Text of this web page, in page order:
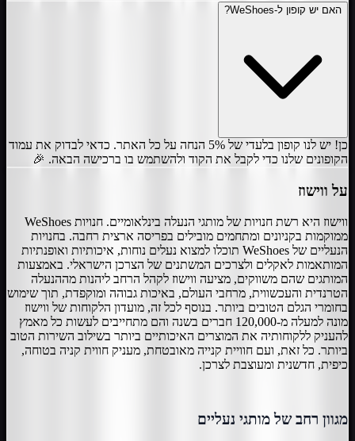
האם יש קופון ל-WeShoes?
כן! יש לנו קופון בלעדי של 5% הנחה על כל האתר. כדאי לבדוק את עמוד
הקופונים שלנו כדי לקבל את הקוד ולהשתמש בו ברכישה הבאה. 🎉
על ווישוז
ווישוז היא רשת חנויות של מותגי הנעלה בינלאומיים. חנויות WeShoes
ממוקמות בקניונים ומתחמים מובילים בפריסה ארצית רחבה. בחנויות
הנעליים של WeShoes תוכלו למצוא נעלים נוחות, איכותיות ואופנתיות
המותאמות לאקלים ולצרכים המשתנים של הצרכן הישראלי. באמצעות
המותגים שהם משווקים, מציעה ווישוז לקהל הרחב ליהנות מההנעלה
הטרנדית והעכשווית, מרחבי העולם, באיכות גבוהה ומוקפדת, תוך שימוש
בחומרי הגלם הטובים ביותר. בנוסף לכל זה, מועדון הלקוחות של ווישוז
מונה למעלה מ-120,000 חברים בשנה והם מתחייבים לעשות כל מאמץ
להעניק ללקוחותיה את המוצרים האיכותיים ביותר בשילוב השירות הטוב
ביותר. כל זאת, ועם חוויית קנייה מאובטחת, מעניק חווית קניה בטוחה,
כיפית, חדשנית ומעוצבת לצרכן.
מגוון רחב של מותגי נעליים